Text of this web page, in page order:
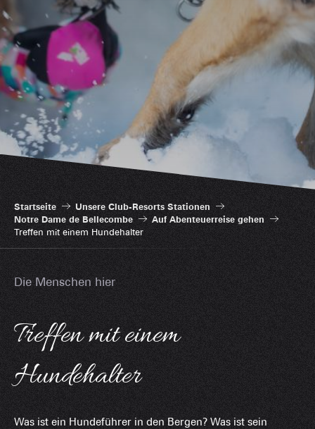
Startseite
Unsere Club-Resorts Stationen
Notre Dame de Bellecombe
Auf Abenteuerreise gehen
Treffen mit einem Hundehalter
Die Menschen hier
Treffen mit einem
Hundehalter
Was ist ein Hundeführer in den Bergen? Was ist sein